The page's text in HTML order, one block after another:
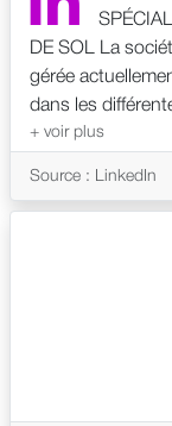
DE SOL La
gérée
dans les
revêtements de
maîtrisons,
font de nous
CHAPONOST,
Source : LinkedIn